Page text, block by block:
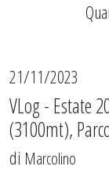
21/11/2023
VLog - Estate
(3100mt),
di Marcolino